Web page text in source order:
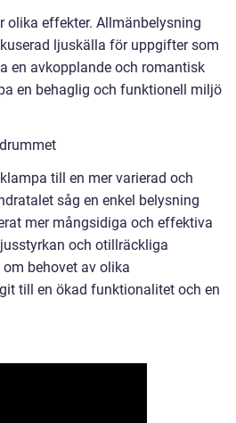
olika effekter. Allmänbelysning
ljuskälla för uppgifter som
en avkopplande och romantisk
en behaglig och funktionell miljö
till en mer varierad och
såg en enkel belysning
mer mångsidiga och effektiva
och otillräckliga
behovet av olika
till en ökad funktionalitet och en